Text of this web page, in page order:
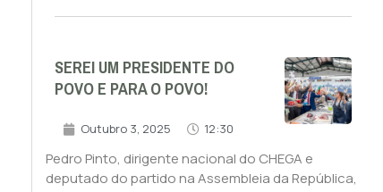
SEREI UM PRESIDENTE DO
POVO E PARA O POVO!
Outubro 3, 2025 12:30
Pedro Pinto, dirigente nacional do CHEGA e
deputado do partido na Assembleia da República,